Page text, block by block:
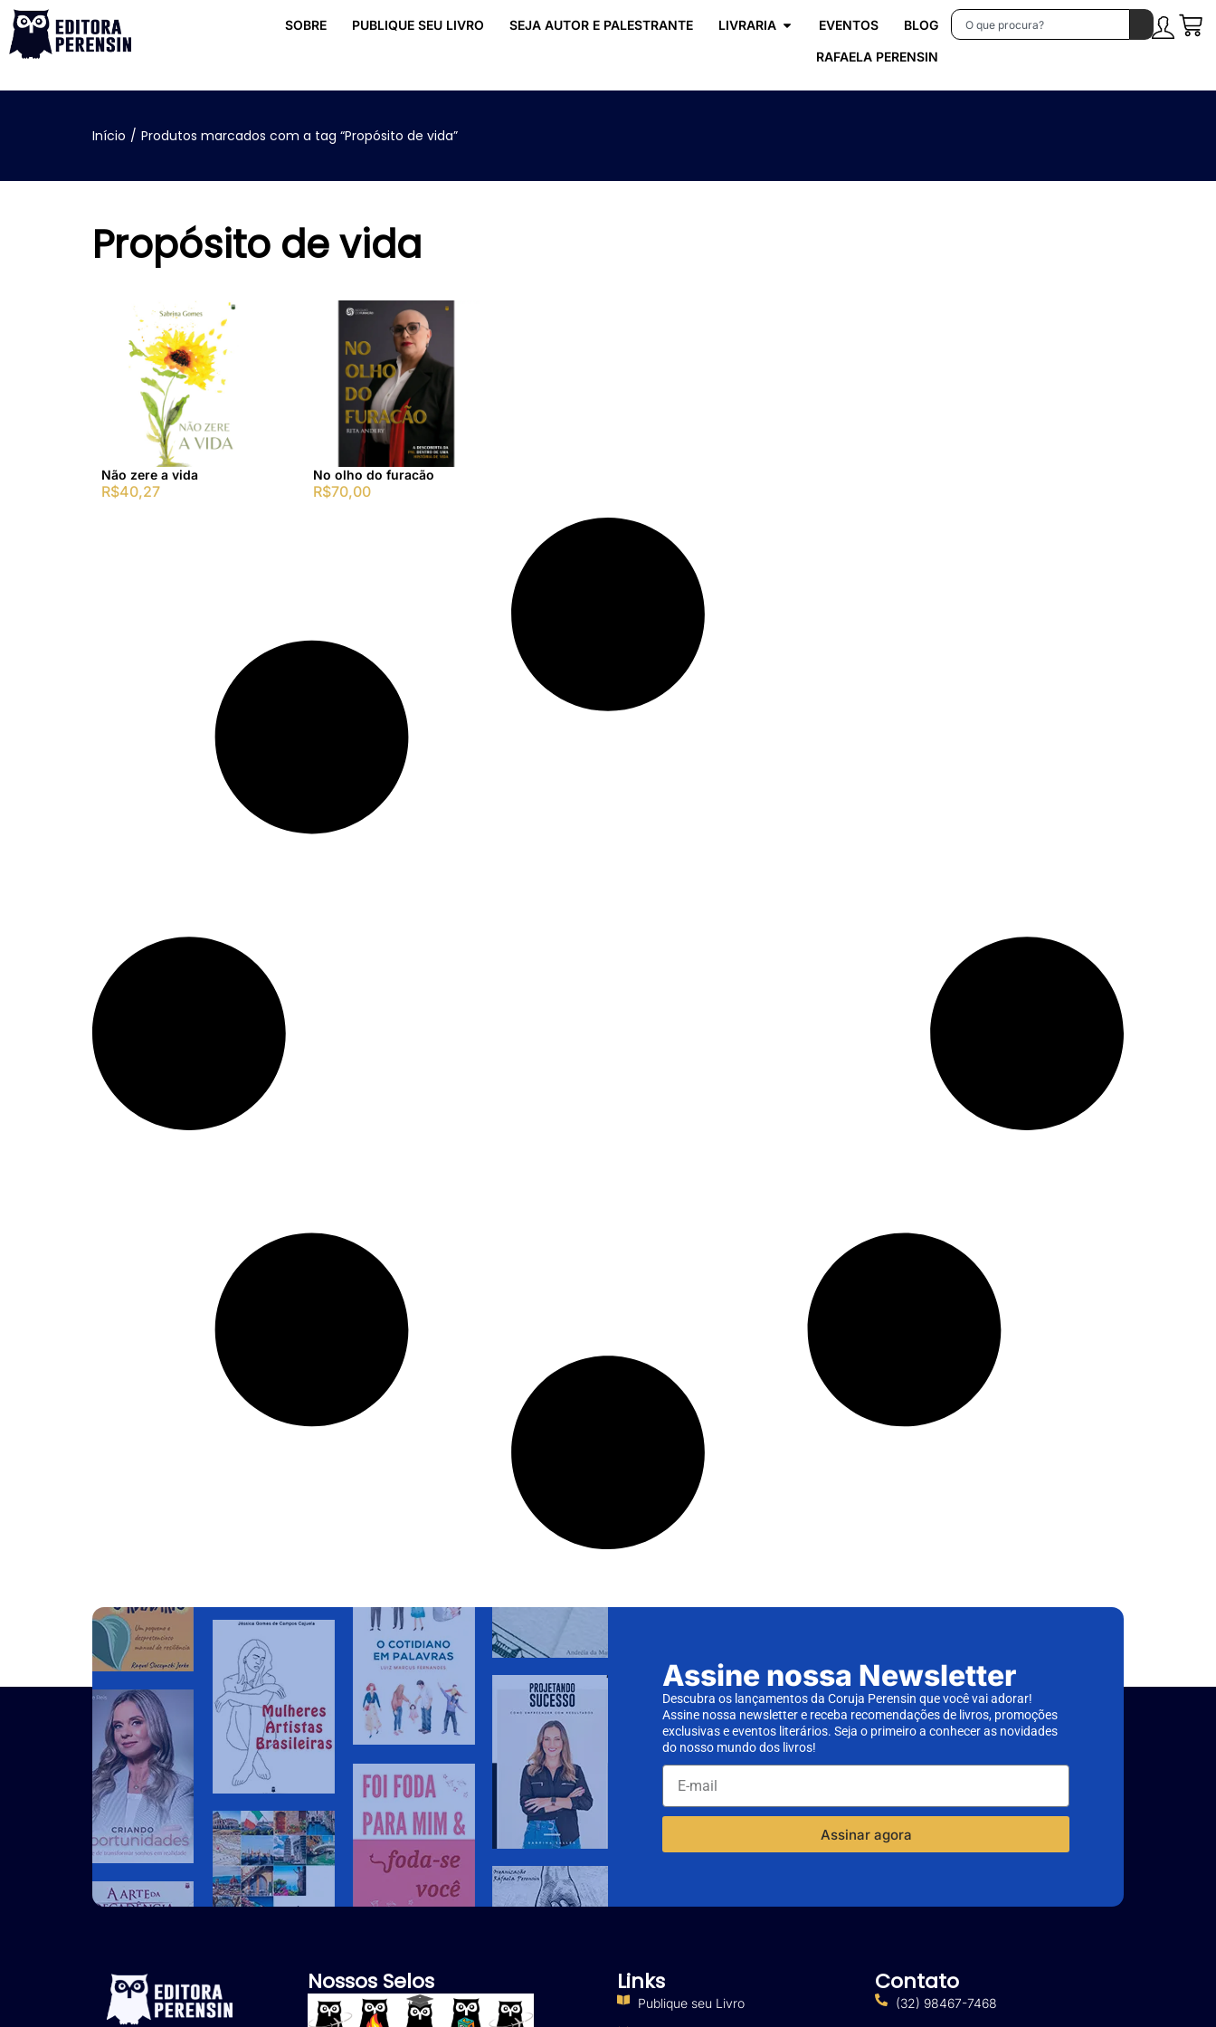
SOBRE PUBLIQUE SEU LIVRO SEJA AUTOR E PALESTRANTE LIVRARIA EVENTOS BLOG
RAFAELA PERENSIN
Início / Produtos marcados com a tag “Propósito de vida”
Propósito de vida
Não zere a vida
R$40,27
No olho do furacão
R$70,00
Assine nossa Newsletter
Descubra os lançamentos da Coruja Perensin que você vai adorar!
Assine nossa newsletter e receba recomendações de livros, promoções
exclusivas e eventos literários. Seja o primeiro a conhecer as novidades
do nosso mundo dos livros!
Assinar agora
Nossos Selos Links
Publique seu Livro
Contato
(32) 98467-7468